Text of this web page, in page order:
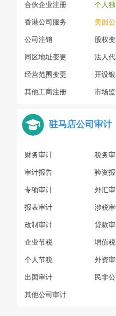
合伙企业注册 个人
香港公司服务 美国
公司注销 股权
同区地址变更 法人
经营范围变更 开设
其他工商注册 市场
驻马店公司审计
财务审计 税务
审计报告 验资
专项审计 外汇
报表审计 涉税
改制审计 贷款
企业节税 增值
个人节税 外资
出国审计 民非
其他公司审计